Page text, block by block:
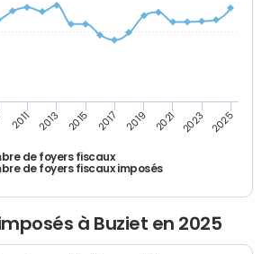
de foyers fiscaux
de foyers fiscaux imposés
2011 2013 2015 2017 2019 2021 2023 2025
à Buziet en 2025